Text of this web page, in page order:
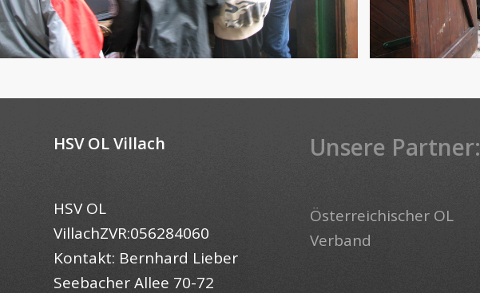
HSV OL Villach
HSV OL
VillachZVR:056284060
Kontakt: Bernhard Lieber
Seebacher Allee 70-72
Unsere Partner:
Österreichischer OL
Verband